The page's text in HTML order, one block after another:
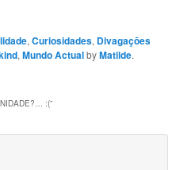
,Curiosidades, Divagaçōes
,Mundo ActualbyMatilde.
:(”